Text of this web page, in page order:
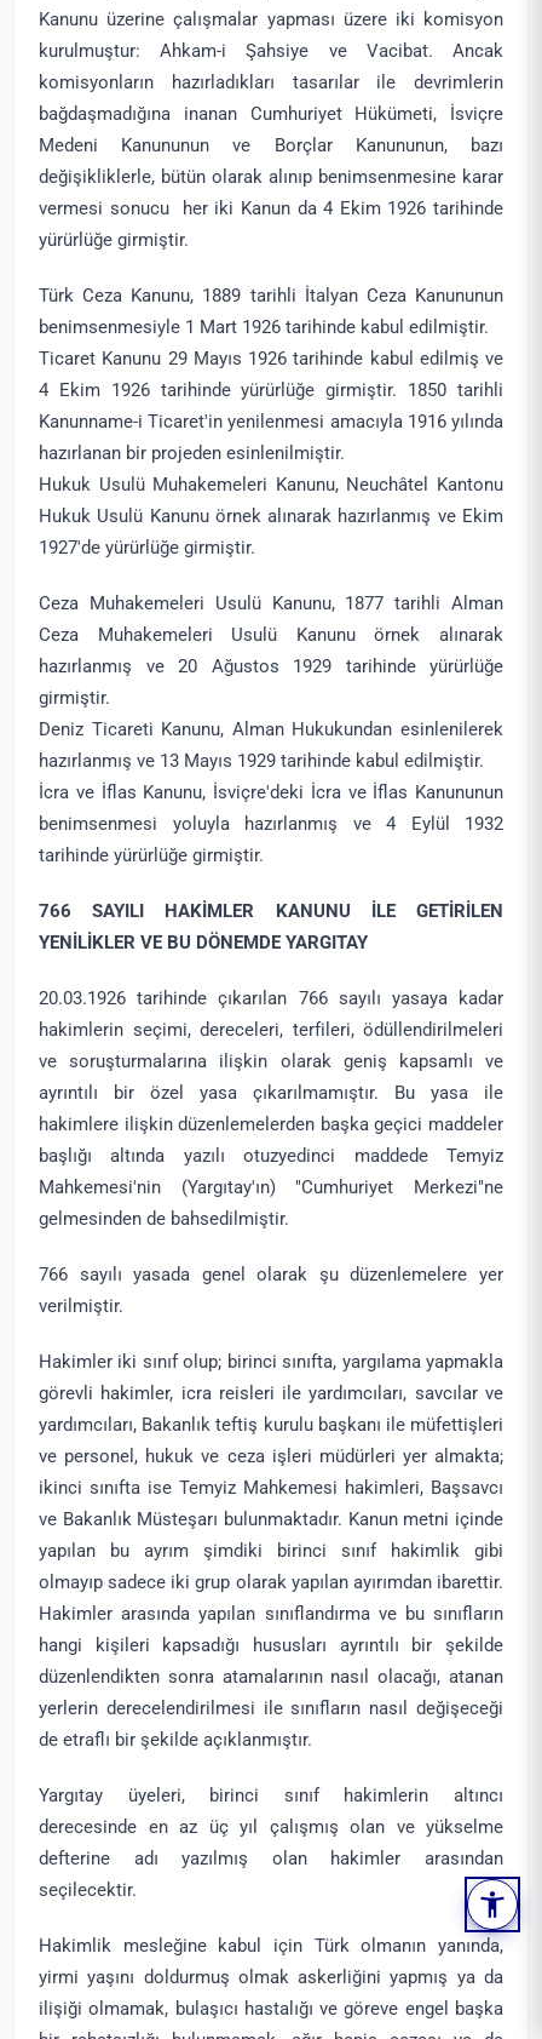
Kanunu üzerine çalışmalar yapması üzere iki komisyon
kurulmuştur: Ahkam-i Şahsiye ve Vacibat. Ancak
komisyonların hazırladıkları tasarılar ile devrimlerin
bağdaşmadığına inanan Cumhuriyet Hükümeti, İsviçre
Medeni Kanununun ve Borçlar Kanununun, bazı
değişikliklerle, bütün olarak alınıp benimsenmesine karar
vermesi sonucu her iki Kanun da 4 Ekim 1926 tarihinde
yürürlüğe girmiştir.
Türk Ceza Kanunu, 1889 tarihli İtalyan Ceza Kanununun
benimsenmesiyle 1 Mart 1926 tarihinde kabul edilmiştir.
Ticaret Kanunu 29 Mayıs 1926 tarihinde kabul edilmiş ve
4 Ekim 1926 tarihinde yürürlüğe girmiştir. 1850 tarihli
Kanunname-i Ticaret'in yenilenmesi amacıyla 1916 yılında
hazırlanan bir projeden esinlenilmiştir.
Hukuk Usulü Muhakemeleri Kanunu, Neuchâtel Kantonu
Hukuk Usulü Kanunu örnek alınarak hazırlanmış ve Ekim
1927'de yürürlüğe girmiştir.
Ceza Muhakemeleri Usulü Kanunu, 1877 tarihli Alman
Ceza Muhakemeleri Usulü Kanunu örnek alınarak
hazırlanmış ve 20 Ağustos 1929 tarihinde yürürlüğe
girmiştir.
Deniz Ticareti Kanunu, Alman Hukukundan esinlenilerek
hazırlanmış ve 13 Mayıs 1929 tarihinde kabul edilmiştir.
İcra ve İflas Kanunu, İsviçre'deki İcra ve İflas Kanununun
benimsenmesi yoluyla hazırlanmış ve 4 Eylül 1932
tarihinde yürürlüğe girmiştir.
766 SAYILI HAKİMLER KANUNU İLE GETİRİLEN
YENİLİKLER VE BU DÖNEMDE YARGITAY
20.03.1926 tarihinde çıkarılan 766 sayılı yasaya kadar
hakimlerin seçimi, dereceleri, terfileri, ödüllendirilmeleri
ve soruşturmalarına ilişkin olarak geniş kapsamlı ve
ayrıntılı bir özel yasa çıkarılmamıştır. Bu yasa ile
hakimlere ilişkin düzenlemelerden başka geçici maddeler
başlığı altında yazılı otuzyedinci maddede Temyiz
Mahkemesi'nin (Yargıtay'ın) "Cumhuriyet Merkezi"ne
gelmesinden de bahsedilmiştir.
766 sayılı yasada genel olarak şu düzenlemelere yer
verilmiştir.
Hakimler iki sınıf olup; birinci sınıfta, yargılama yapmakla
görevli hakimler, icra reisleri ile yardımcıları, savcılar ve
yardımcıları, Bakanlık teftiş kurulu başkanı ile müfettişleri
ve personel, hukuk ve ceza işleri müdürleri yer almakta;
ikinci sınıfta ise Temyiz Mahkemesi hakimleri, Başsavcı
ve Bakanlık Müsteşarı bulunmaktadır. Kanun metni içinde
yapılan bu ayrım şimdiki birinci sınıf hakimlik gibi
olmayıp sadece iki grup olarak yapılan ayırımdan ibarettir.
Hakimler arasında yapılan sınıflandırma ve bu sınıfların
hangi kişileri kapsadığı hususları ayrıntılı bir şekilde
düzenlendikten sonra atamalarının nasıl olacağı, atanan
yerlerin derecelendirilmesi ile sınıfların nasıl değişeceği
de etraflı bir şekilde açıklanmıştır.
Yargıtay üyeleri, birinci sınıf hakimlerin altıncı
derecesinde en az üç yıl çalışmış olan ve yükselme
defterine adı yazılmış olan hakimler arasından
seçilecektir.
Hakimlik mesleğine kabul için Türk olmanın yanında,
yirmi yaşını doldurmuş olmak askerliğini yapmış ya da
ilişiği olmamak, bulaşıcı hastalığı ve göreve engel başka